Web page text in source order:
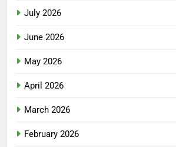
July 2026
June 2026
May 2026
April 2026
March 2026
February 2026